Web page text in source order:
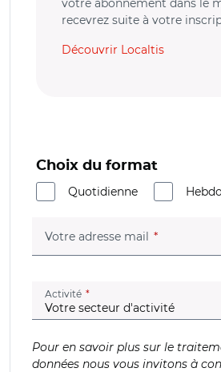
votre abonnement dans le
recevrez suite à votre
Découvrir Localtis
Choix du format
Quotidienne
Votre adresse mail (champ
Activité (champ obligatoire)
Pour en savoir plus sur le
données nous vous invitons à